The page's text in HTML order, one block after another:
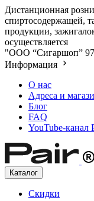
Дистанционная
спиртосодержащей,
продукции,
осуществляется
"ООО “Сигаршоп”
Информация
О нас
Адреса и
Блог
FAQ
YouTube-канал
Каталог
Скидки